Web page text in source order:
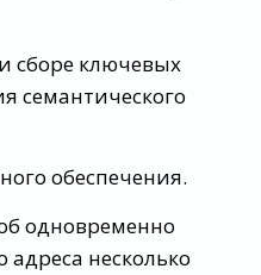
сборе ключевых
семантического
обеспечения.
одновременно
адреса несколько